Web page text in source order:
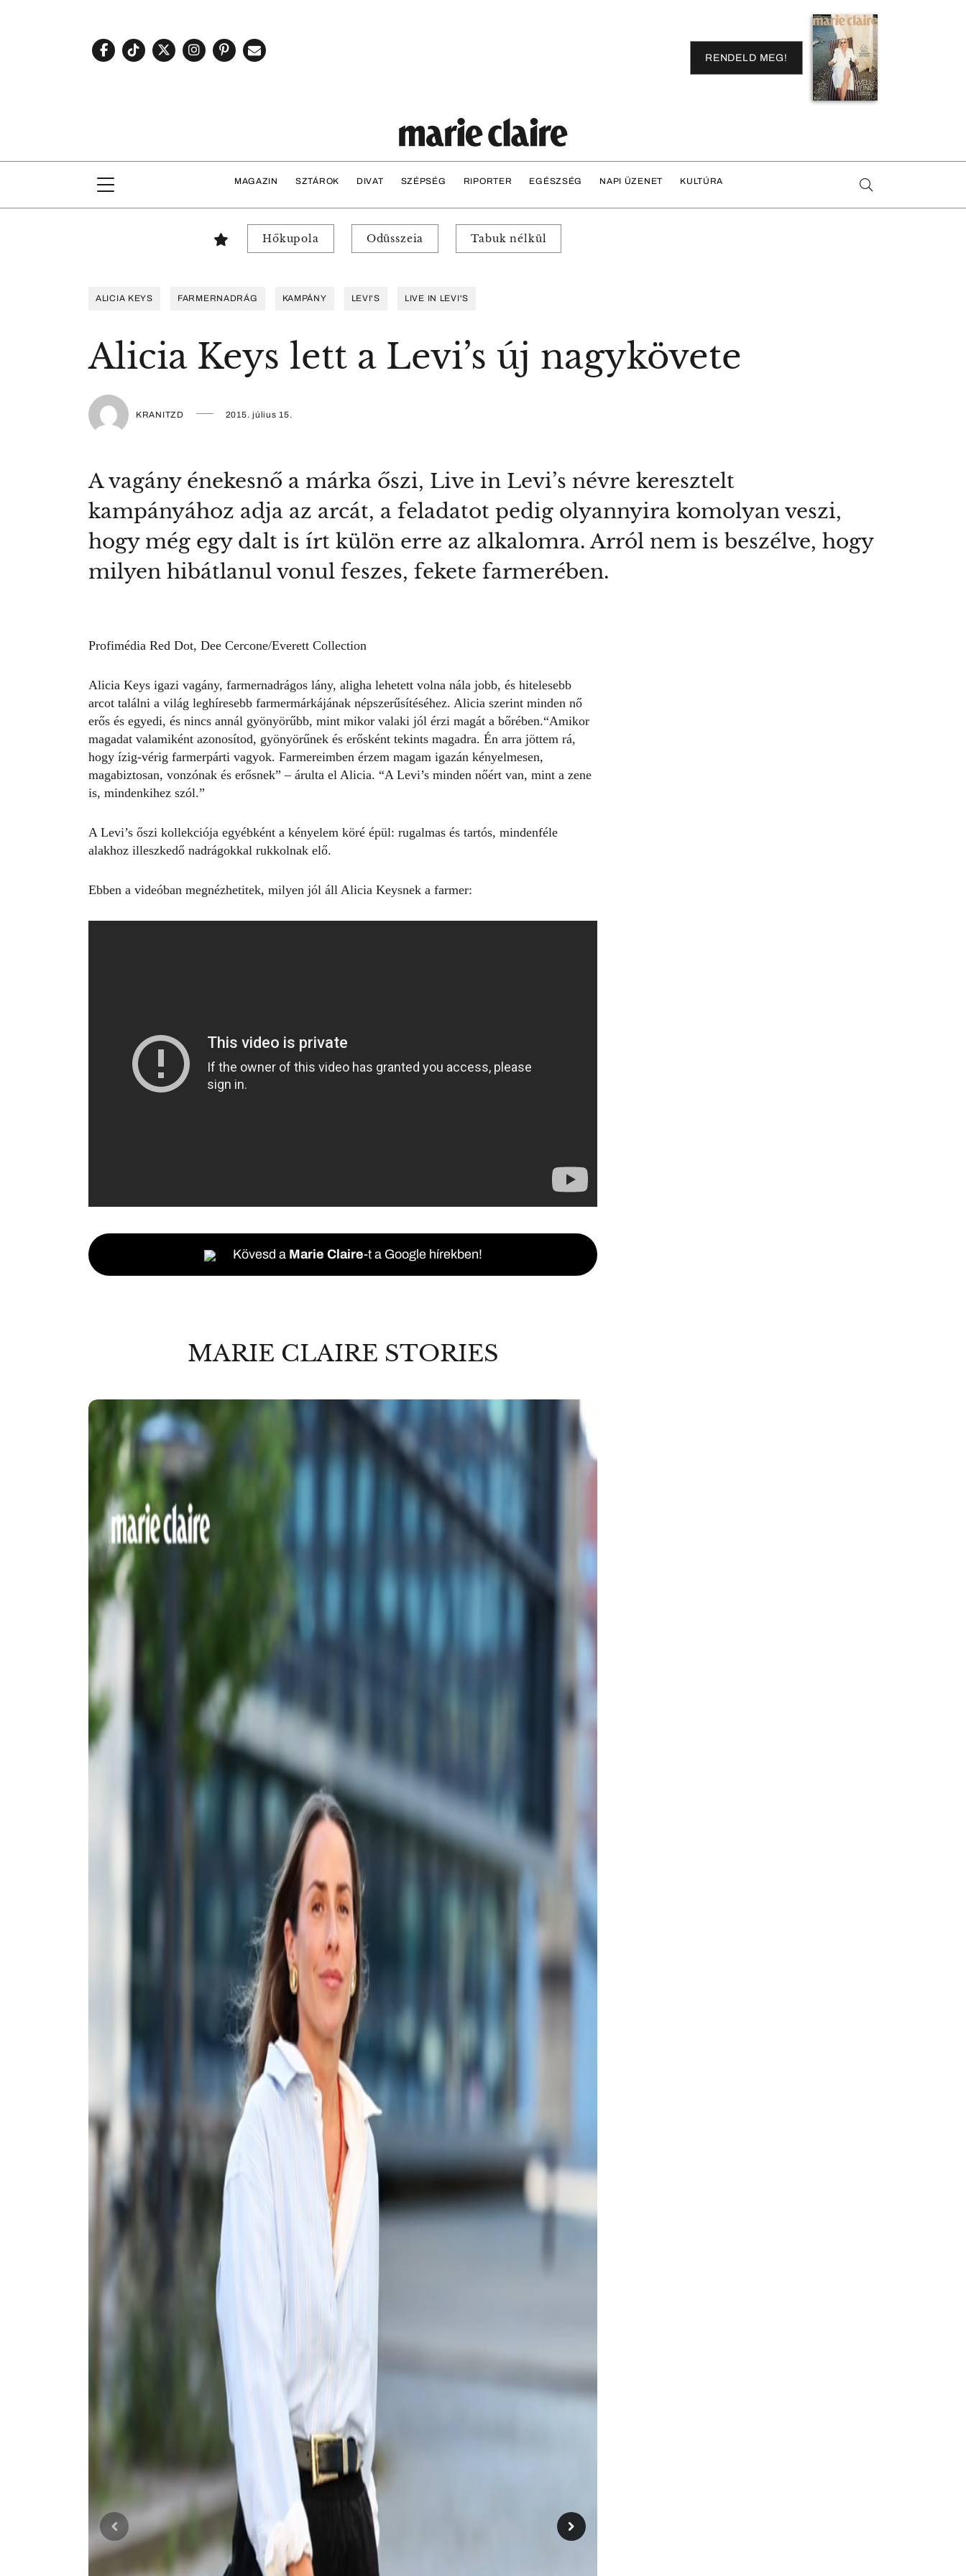
RENDELD MEG!
MAGAZIN SZTÁROK DIVAT SZÉPSÉG RIPORTER EGÉSZSÉG NAPI ÜZENET KULTÚRA
Hőkupola Odüsszeia Tabuk nélkül
ALICIA KEYS FARMERNADRÁG KAMPÁNY LEVI'S LIVE IN LEVI'S
Alicia Keys lett a Levi’s új nagykövete
KRANITZD 2015. július 15.
A vagány énekesnő a márka őszi, Live in Levi’s névre keresztelt
kampányához adja az arcát, a feladatot pedig olyannyira komolyan veszi,
hogy még egy dalt is írt külön erre az alkalomra. Arról nem is beszélve, hogy
milyen hibátlanul vonul feszes, fekete farmerében.
Profimédia Red Dot, Dee Cercone/Everett Collection
Alicia Keys igazi vagány, farmernadrágos lány, aligha lehetett volna nála jobb, és hitelesebb
arcot találni a világ leghíresebb farmermárkájának népszerűsítéséhez. Alicia szerint minden nő
erős és egyedi, és nincs annál gyönyörűbb, mint mikor valaki jól érzi magát a bőrében.“Amikor
magadat valamiként azonosítod, gyönyörűnek és erősként tekints magadra. Én arra jöttem rá,
hogy ízig-vérig farmerpárti vagyok. Farmereimben érzem magam igazán kényelmesen,
magabiztosan, vonzónak és erősnek” – árulta el Alicia. “A Levi’s minden nőért van, mint a zene
is, mindenkihez szól.”
A Levi’s őszi kollekciója egyébként a kényelem köré épül: rugalmas és tartós, mindenféle
alakhoz illeszkedő nadrágokkal rukkolnak elő.
Ebben a videóban megnézhetitek, milyen jól áll Alicia Keysnek a farmer:
Kövesd a Marie Claire-t a Google hírekben!
MARIE CLAIRE STORIES